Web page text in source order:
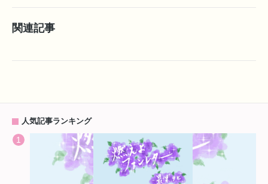
関連記事
人気記事ランキング